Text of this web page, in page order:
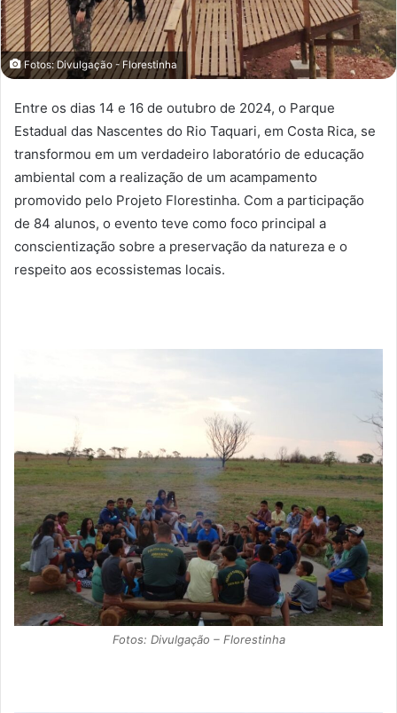
Fotos: Divulgação - Florestinha
Entre os dias 14 e 16 de outubro de 2024, o Parque
Estadual das Nascentes do Rio Taquari, em Costa Rica, se
transformou em um verdadeiro laboratório de educação
ambiental com a realização de um acampamento
promovido pelo Projeto Florestinha. Com a participação
de 84 alunos, o evento teve como foco principal a
conscientização sobre a preservação da natureza e o
respeito aos ecossistemas locais.
Fotos: Divulgação – Florestinha